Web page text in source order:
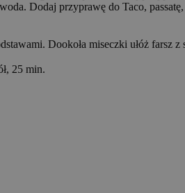
Dodaj przyprawę do Taco,
Dookoła miseczki ułóż farsz
25 min.